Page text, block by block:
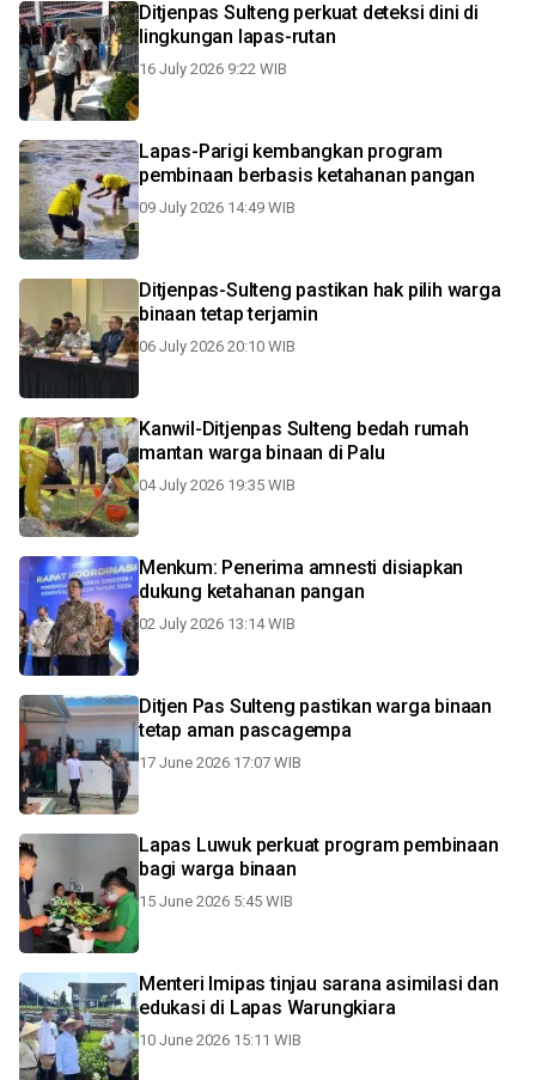
Ditjenpas Sulteng perkuat deteksi dini di
lingkungan lapas-rutan
16 July 2026 9:22 WIB
Lapas-Parigi kembangkan program
pembinaan berbasis ketahanan pangan
09 July 2026 14:49 WIB
Ditjenpas-Sulteng pastikan hak pilih warga
binaan tetap terjamin
06 July 2026 20:10 WIB
Kanwil-Ditjenpas Sulteng bedah rumah
mantan warga binaan di Palu
04 July 2026 19:35 WIB
Menkum: Penerima amnesti disiapkan
dukung ketahanan pangan
02 July 2026 13:14 WIB
Ditjen Pas Sulteng pastikan warga binaan
tetap aman pascagempa
17 June 2026 17:07 WIB
Lapas Luwuk perkuat program pembinaan
bagi warga binaan
15 June 2026 5:45 WIB
Menteri Imipas tinjau sarana asimilasi dan
edukasi di Lapas Warungkiara
10 June 2026 15:11 WIB